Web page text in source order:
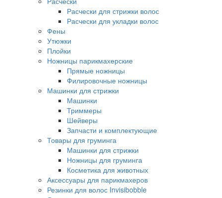
Расчески для стрижки волос
Расчески для укладки волос
Фены
Утюжки
Плойки
Ножницы парикмахерские
Прямые ножницы
Филировочные ножницы
Машинки для стрижки
Машинки
Триммеры
Шейверы
Запчасти и комплектующие
Товары для груминга
Машинки для стрижки
Ножницы для груминга
Косметика для животных
Аксессуары для парикмахеров
Резинки для волос Invisibobble